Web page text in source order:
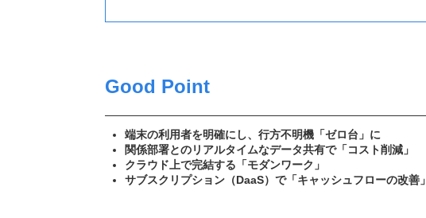
Good Point
端末の利用者を明確にし、行方不明機「ゼロ台」に
関係部署とのリアルタイムなデータ共有で「コスト削減」
クラウド上で完結する「モダンワーク」
サブスクリプション（DaaS）で「キャッシュフローの改善」